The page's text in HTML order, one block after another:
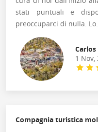
stati puntuali e
preoccuparci di nulla.
1 Nov,
Compagnia turistica